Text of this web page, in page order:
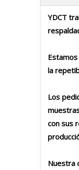
YDCT
la
Los
con sus
Nuestra